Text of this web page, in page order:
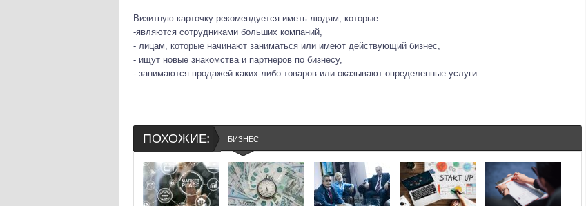
Визитную карточку рекомендуется иметь людям, которые:
-являются сотрудниками больших компаний,
- лицам, которые начинают заниматься или имеют действующий бизнес,
- ищут новые знакомства и партнеров по бизнесу,
- занимаются продажей каких-либо товаров или оказывают определенные услуги.
ПОХОЖИЕ: БИЗНЕС